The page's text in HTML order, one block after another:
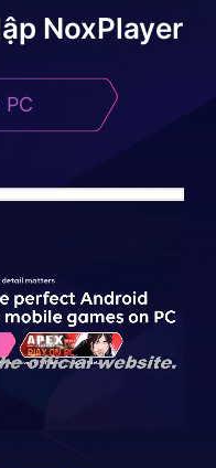
NoxPlayer